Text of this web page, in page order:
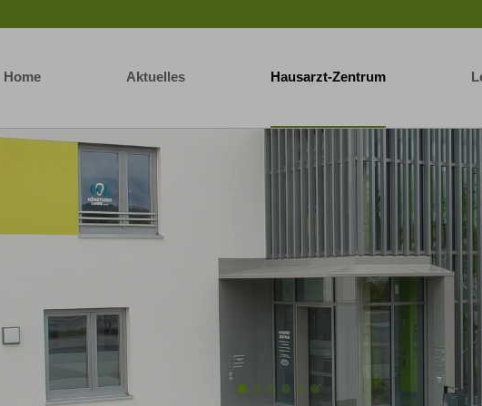
Home Aktuelles Hausarzt-Zentrum